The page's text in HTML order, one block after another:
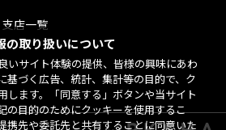
の取り扱いについて
いサイト体験の提供、皆様の興味にあわ
基づく広告、統計、集計等の目的で、ク
します。「同意する」ボタンや当サイト
の目的のためにクッキーを使用するこ
携先や委託先と共有することに同意いた
店一覧